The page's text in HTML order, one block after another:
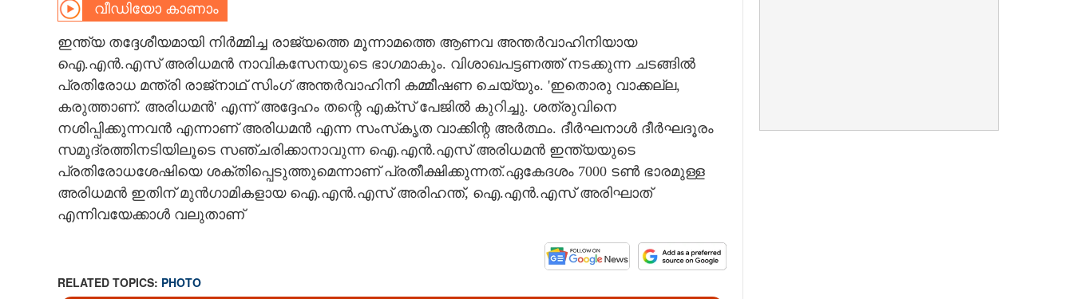
CARTOONS
CONTACT US
വീഡിയോ കാണാം
ഇന്ത്യ തദ്ദേശീയമായി നിർമ്മിച്ച രാജ്യത്തെ മൂന്നാമത്തെ ആണവ അന്തർവാഹിനിയായ
ഐ.എൻ.എസ് അരിധമൻ നാവികസേനയുടെ ഭാഗമാകും. വിശാഖപട്ടണത്ത് നടക്കുന്ന ചടങ്ങിൽ
പ്രതിരോധ മന്ത്രി രാജ്നാഥ് സിംഗ് അന്തർവാഹിനി കമ്മീഷണ ചെയ്യും. 'ഇതൊരു വാക്കല്ല,
കരുത്താണ്. അരിധമൻ' എന്ന് അദ്ദേഹം തന്റെ എക്സ് പേജിൽ കുറിച്ചു. ശത്രുവിനെ
നശിപ്പിക്കുന്നവന്‍ എന്നാണ് അരിധമൻ എന്ന സംസ്‌കൃത വാക്കിന്റ അർത്ഥം. ദീർഘനാൾ ദീർഘദൂരം
സമൂദ്രത്തിനടിയിലൂടെ സഞ്ചരിക്കാനാവുന്ന ഐ.എൻ.എസ് അരിധമൻ ഇന്ത്യയുടെ
പ്രതിരോധശേഷിയെ ശക്തിപ്പെടുത്തുമെന്നാണ് പ്രതീക്ഷിക്കുന്നത്.ഏകേദശം 7000 ടൺ ഭാരമുള്ള
അരിധമൻ ഇതിന് മുൻഗാമികളായ ഐ.എൻ.എസ് അരിഹന്ത്, ഐ.എൻ.എസ് അരിഘാത്
എന്നിവയേക്കാൾ വലുതാണ്
RELATED TOPICS: PHOTO